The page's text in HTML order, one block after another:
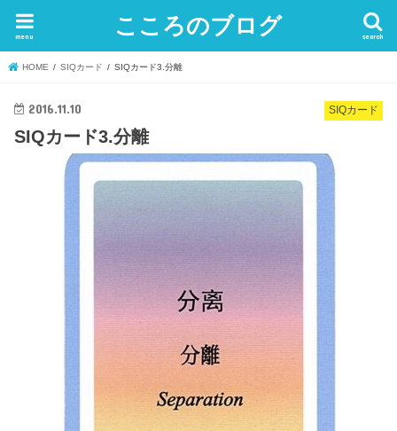
こころのブログ search
menu
HOME SIQカード SIQカード3.分離
SIQカード
2016.11.10
SIQカード3.分離